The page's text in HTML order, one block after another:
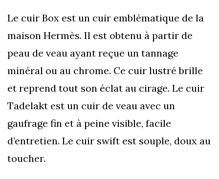
Le cuir Box est un cuir emblématique de la
maison Hermès. Il est obtenu à partir de
peau de veau ayant reçue un tannage
minéral ou au chrome. Ce cuir lustré brille
et reprend tout son éclat au cirage. Le cuir
Tadelakt est un cuir de veau avec un
gaufrage fin et à peine visible, facile
d’entretien. Le cuir swift est souple, doux au
toucher.